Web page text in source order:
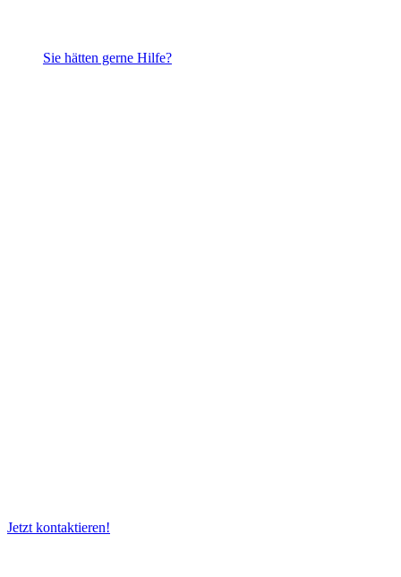
Sie hätten gerne Hilfe?
Jetzt kontaktieren!